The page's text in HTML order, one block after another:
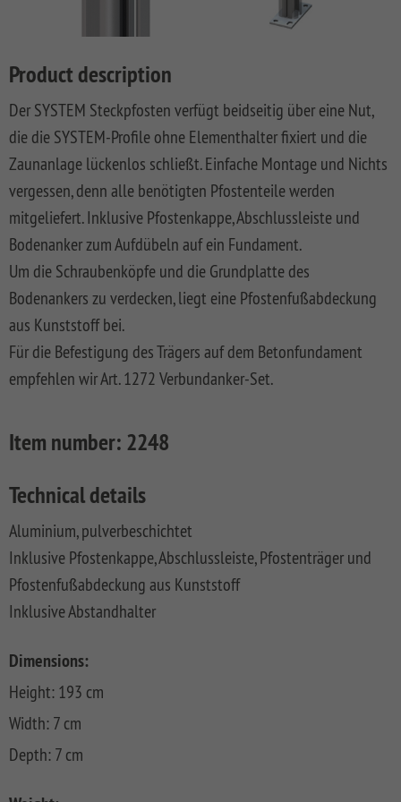
BOARD
SYSTEM
GLAS
SYSTEM
ALU
SYSTEM
PLUS
SYSTEM
RHOMBUS
SYSTEM
WPC
PLATINUM
SYSTEM
WPC
PLATINUM
XL
PLATINUM
SYSTEM
WPC
XL
SYSTEM
SYSTEM
ALU
XL
SYSTEM
ALU
PLUS
SYSTEM
FLOW
WPC
JUMBO
WPC
SYSTEM
NEO
WPC
PLATINUM
SYSTEM
PLATINUM
XL
SYSTEM
WPC
WPC
SYSTEM
WPC
CLASSIC
Mesh
WEAVE
LÜX
WEAVE
Softwood
Fences,
Coulour
Varnished
Softwood
Fences,
VPI
Wood
Fences
SYSTEM
NEO
HOLZ
RHOMBUS
HOLZ
SYSTEM
HOLZ
GRAZIA
NEO
DESIGN
GADA
XL
BAMBU
CARA
LONGLIFE
CARA
Of
And
Metal
SYSTEM
RHOMBUS
Front
Garden
Fence
SQUADRA
Front
Garden
Fence
AROS
XL
WPC
ALU
XL
RAJA
WPC
Wooden
Front
Garden
Fences
KIBU
Thermo-
Holz
RAJA
Hardwood
WPC
DREAMDECK
WPC
BICOLOR
DREAMDECK
WPC
PLUS
DREAMDECK
Lichtsystem
WPC
Floor
Planks
Planks
Floor
Planks
PRO
Sandboxes
and
Playground
Equipment
Playcenter
And
Swings
Public
Playgrounds
Planters
Pflanzkästen
Rhombus
Planters
WPC
Planters
Softwood
Planters
pressure
impregnated
Wish
list(0)
Videos
Videos
Materialkunde
Aufbauanleitungen
Händlersuche
Händlersuche
Aufbauanleitungen
Materialkunde
Product description
Der SYSTEM Steckpfosten verfügt beidseitig über eine Nut,
die die SYSTEM-Profile ohne Elementhalter fixiert und die
Zaunanlage lückenlos schließt. Einfache Montage und Nichts
vergessen, denn alle benötigten Pfostenteile werden
mitgeliefert. Inklusive Pfostenkappe, Abschlussleiste und
Bodenanker zum Aufdübeln auf ein Fundament.
Um die Schraubenköpfe und die Grundplatte des
Bodenankers zu verdecken, liegt eine Pfostenfußabdeckung
aus Kunststoff bei.
Für die Befestigung des Trägers auf dem Betonfundament
empfehlen wir Art. 1272 Verbundanker-Set.
Item number: 2248
Technical details
Aluminium, pulverbeschichtet
Inklusive Pfostenkappe, Abschlussleiste, Pfostenträger und
Pfostenfußabdeckung aus Kunststoff
Inklusive Abstandhalter
Dimensions:
Height: 193 cm
Width: 7 cm
Depth: 7 cm